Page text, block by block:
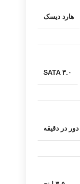
هارد دیسک
SATA ۳.۰